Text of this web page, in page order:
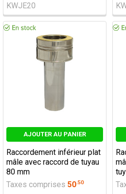
KWJE20
AJOUTER AU PANIER
Raccordement inférieur plat
mâle avec raccord de tuyau
80 mm
Taxes comprises 50.50